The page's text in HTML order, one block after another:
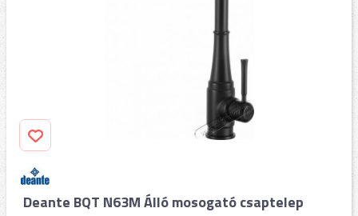
Deante BQT N63M Álló mosogató csaptelep